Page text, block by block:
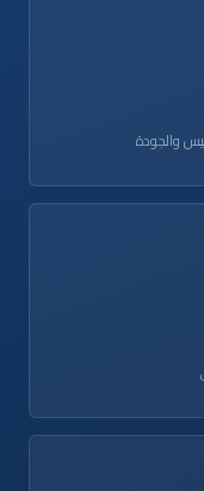
والجودة